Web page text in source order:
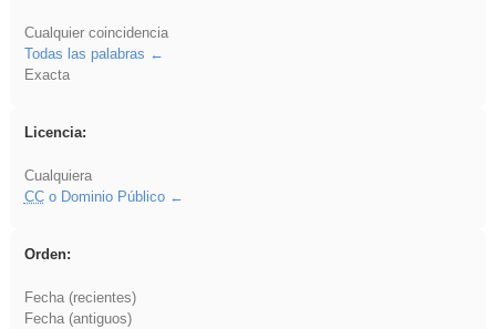
Cualquier coincidencia
Todas las palabras
Exacta
Licencia:
Cualquiera
CCo Dominio Público
Orden:
Fecha (recientes)
Fecha (antiguos)